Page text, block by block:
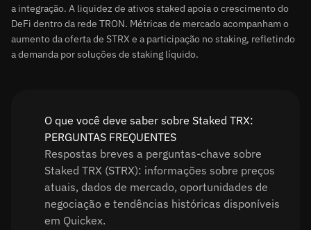
a integração. A liquidez de ativos staked apoia o crescimento do
DeFi dentro da rede TRON. Métricas de mercado acompanham o
aumento da oferta de STRX e a participação no staking, refletindo
a demanda por soluções de staking líquido.
O que você deve saber sobre Staked TRX:
PERGUNTAS FREQUENTES
Respostas breves a perguntas-chave sobre
Staked TRX (STRX): informações sobre preços
atuais, dados de mercado, oportunidades de
negociação e tendências históricas disponíveis
em Quickex.